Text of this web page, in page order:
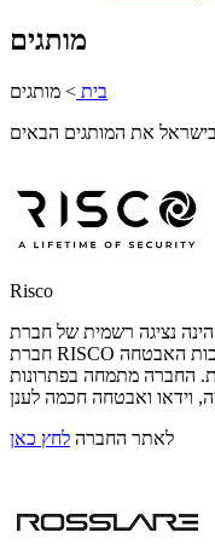
מותגים
בית > מותגים
Risco
חברת RISCO היא חברה בינלאומית מובילה בתחום מערכות האבטחה
החברה מתמחה בפתרונות
לאתר החברה לחץ כאן